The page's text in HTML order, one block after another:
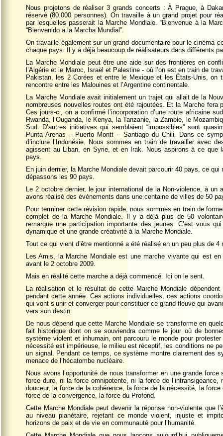
Nous projetons de réaliser 3 grands concerts : À Prague, à
réservé (80.000 personnes). On travaille à un grand projet pour
par lesquelles passerait la Marche Mondiale. “Bienvenue à la
“Bienvenido a la Marcha Mundial”.
On travaille également sur un grand documentaire pour le cinéma
chaque pays. Il y a déjà beaucoup de réalisateurs dans différents
La Marche Mondiale peut être une aide sur des frontières en
l’Algérie et le Maroc, Israël et Palestine - où l’on est en train de
Pakistan, les 2 Corées et entre le Mexique et les États-Unis, on
rencontre entre les Malouines et l’Argentine continentale.
La Marche Mondiale avait initialement un trajet qui allait de la
nombreuses nouvelles routes ont été rajoutées. Et la Marche fera
Ces jours-ci, on a confirmé l’incorporation d’une route africaine
Rwanda, l’Ouganda, le Kenya, la Tanzanie, la Zambie, le
Sud. D’autres initiatives qui semblaient “impossibles” sont
Punta Arenas – Puerto Montt – Santiago du Chili. Dans ce
d’inclure l’Indonésie. Nous sommes en train de travailler avec
agissent au Liban, en Syrie, et en Irak. Nous aspirons à ce que
pays.
En juin dernier, la Marche Mondiale devait parcourir 40 pays, ce qui
dépassons les 90 pays.
Le 2 octobre dernier, le jour international de la Non-violence, à un
avons réalisé des événements dans une centaine de villes de 50
Pour terminer cette révision rapide, nous sommes en train de
complet de la Marche Mondiale. Il y a déjà plus de 50
remarque une participation importante des jeunes. C’est vous
dynamique et une grande créativité à la Marche Mondiale.
Tout ce qui vient d’être mentionné a été réalisé en un peu plus de 4
Les Amis, la Marche Mondiale est une marche vivante qui est
avant le 2 octobre 2009.
Mais en réalité cette marche a déjà commencé. Ici on le sent.
La réalisation et le résultat de cette Marche Mondiale
pendant cette année. Ces actions individuelles, ces actions
qui vont s’unir et converger pour constituer ce grand fleuve qui
vers son destin.
De nous dépend que cette Marche Mondiale se transforme en
fait historique dont on se souviendra comme le jour où de
système violent et inhumain, ont parcouru le monde pour
nécessité est impérieuse, le milieu est réceptif, les conditions ne
un signal. Pendant ce temps, ce système montre clairement des
menace de l’hécatombe nucléaire.
Nous avons l’opportunité de nous transformer en une grande
force dure, ni la force omnipotente, ni la force de
douceur, la force de la cohérence, la force de la nécessité, la
force de la convergence, la force du Profond.
Cette Marche Mondiale peut devenir la réponse non-violente que
au niveau planétaire, rejetant ce monde violent, injuste et
horizons de paix et de vie en communauté pour l’humanité.